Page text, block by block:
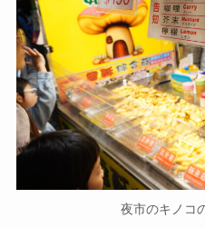
夜市のキノコ